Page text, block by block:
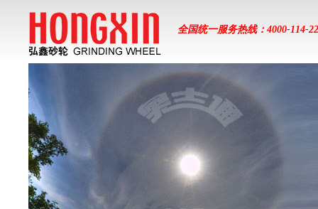
全国统一服务热线：4000-114-